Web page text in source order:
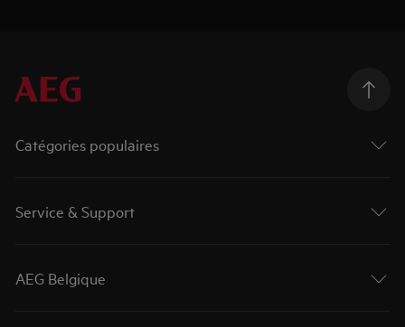
Catégories populaires
Service & Support
AEG Belgique